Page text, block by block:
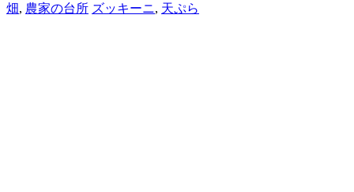
畑, 農家の台所 ズッキーニ, 天ぷら